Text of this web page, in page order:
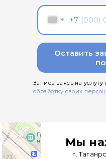
+7
Оставить
Записываясь на услугу
обработку своих
Мы
г.